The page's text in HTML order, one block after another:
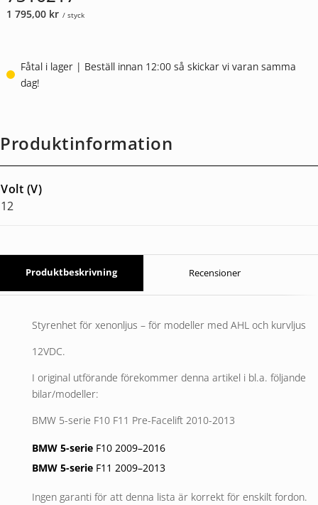
1 795,00 kr / styck
Fåtal i lager | Beställ innan 12:00 så skickar vi varan samma
dag!
Produktinformation
Volt (V)
12
Produktbeskrivning Recensioner
Styrenhet för xenonljus – för modeller med AHL och kurvljus
12VDC.
I original utförande förekommer denna artikel i bl.a. följande
bilar/modeller:
BMW 5-serie F10 F11 Pre-Facelift 2010-2013
BMW 5-serieF10 2009–2016
BMW 5-serieF11 2009–2013
Ingen garanti för att denna lista är korrekt för enskilt fordon.